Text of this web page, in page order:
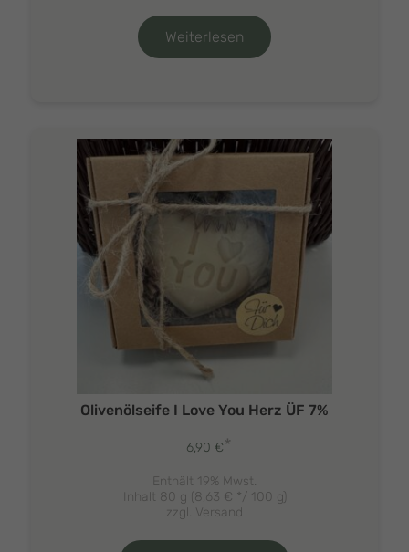
Weiterlesen
Olivenölseife I Love You Herz ÜF 7%
6,90 €*
Enthält 19% Mwst.
Inhalt 80 g (8,63 € */ 100 g)
zzgl. Versand